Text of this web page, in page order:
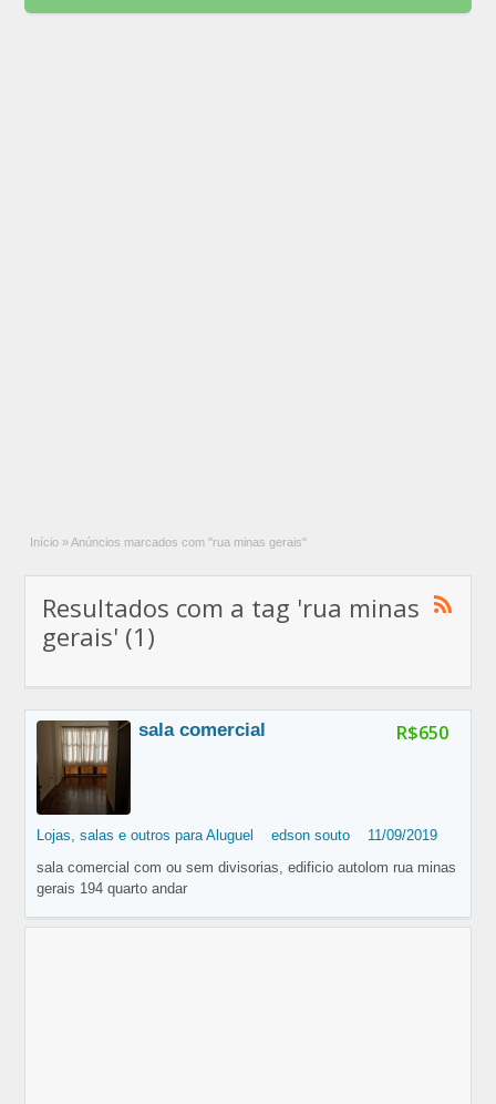
Início » Anúncios marcados com "rua minas gerais"
Resultados com a tag 'rua minas
gerais' (1)
R$650
sala comercial
Lojas, salas e outros para Aluguel edson souto
11/09/2019
sala comercial com ou sem divisorias, edificio autolom rua minas
gerais 194 quarto andar